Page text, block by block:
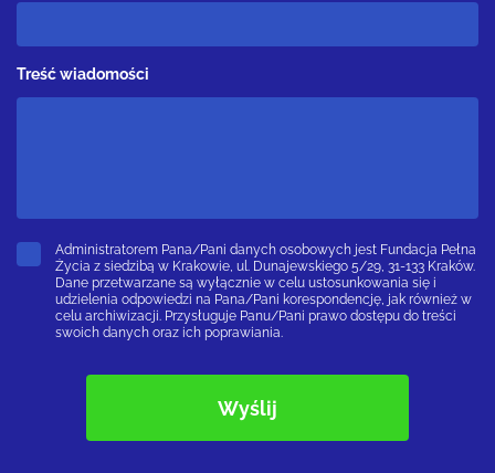
Treść wiadomości
Administratorem Pana/Pani danych osobowych jest Fundacja Pełna
Życia z siedzibą w Krakowie, ul. Dunajewskiego 5/29, 31-133 Kraków.
Dane przetwarzane są wyłącznie w celu ustosunkowania się i
udzielenia odpowiedzi na Pana/Pani korespondencję, jak również w
celu archiwizacji. Przysługuje Panu/Pani prawo dostępu do treści
swoich danych oraz ich poprawiania.